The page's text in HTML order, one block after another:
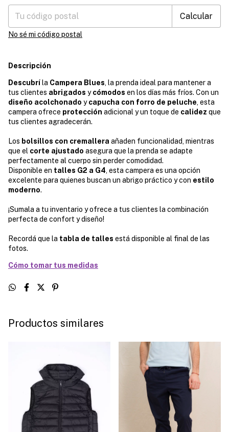
Calcular
No sé mi código postal
Descripción
Descubríla Campera Blues, la prenda ideal para mantener a
tus clientes abrigados ycómodos en los días más fríos. Con un
diseño acolchonado ycapucha con forro de peluche, esta
campera ofrece protección adicional y un toque de calidez que
tus clientes agradecerán.
Los bolsillos con cremallera añaden funcionalidad, mientras
que el corte ajustado asegura que la prenda se adapte
perfectamente al cuerpo sin perder comodidad.
Disponible en talles G2 a G4, esta campera es una opción
excelente para quienes buscan un abrigo práctico y con estilo
moderno.
¡Sumala a tu inventario y ofrece a tus clientes la combinación
perfecta de confort y diseño!
Recordá que la tabla de talles está disponible al final de las
fotos.
Cómo tomar tus medidas
Productos similares